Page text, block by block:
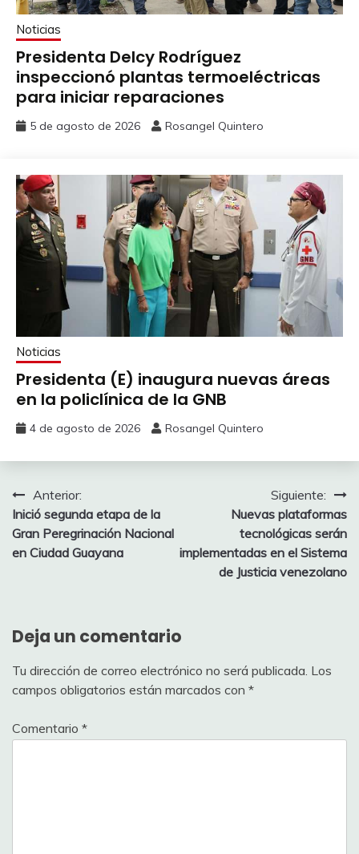
Noticias
Presidenta Delcy Rodríguez
inspeccionó plantas termoeléctricas
para iniciar reparaciones
5 de agosto de 2026 Rosangel Quintero
Noticias
Presidenta (E) inaugura nuevas áreas
en la policlínica de la GNB
4 de agosto de 2026 Rosangel Quintero
Anterior:
Inició segunda etapa de la
Gran Peregrinación Nacional
en Ciudad Guayana
Siguiente:
Nuevas plataformas
tecnológicas serán
implementadas en el Sistema
de Justicia venezolano
Deja un comentario
Tu dirección de correo electrónico no será publicada. Los
campos obligatorios están marcados con *
Comentario *